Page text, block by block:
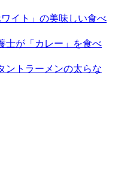
イト」の美味しい食べ
士が「カレー」を食べ
ントラーメンの太らな